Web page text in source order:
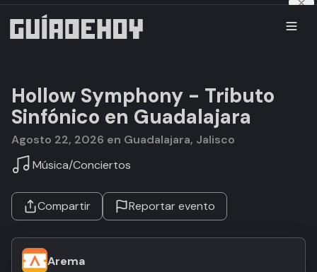
Hollow Symphony - Tributo
Sinfónico en Guadalajara
agosto 22, 2026 en Guadalajara, Jalisco
Música/Conciertos
Compartir Reportar evento
Arema